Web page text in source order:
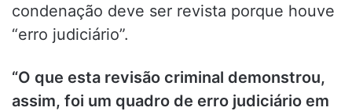
condenação deve ser revista porque houve
“erro judiciário”.
“O que esta revisão criminal demonstrou,
assim, foi um quadro de erro judiciário em